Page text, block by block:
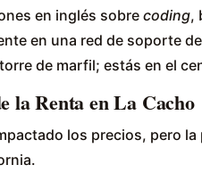
en inglés sobre coding,
en una red de soporte
de marfil; estás en el
la Renta en La Cacho
los precios, pero